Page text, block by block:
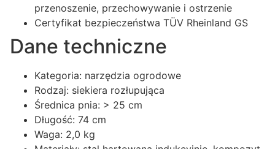
przenoszenie, przechowywanie i ostrzenie
Certyfikat bezpieczeństwa TÜV Rheinland GS
Dane techniczne
Kategoria: narzędzia ogrodowe
Rodzaj: siekiera rozłupująca
Średnica pnia: > 25 cm
Długość: 74 cm
Waga: 2,0 kg